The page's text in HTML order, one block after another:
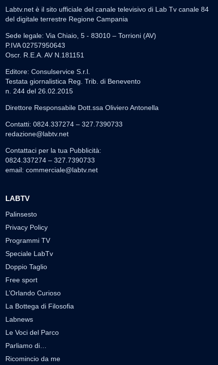
Labtv.net è il sito ufficiale del canale televisivo di Lab Tv canale 84
del digitale terrestre Regione Campania
Sede legale: Via Chiaio, 5 - 83010 – Torrioni (AV)
P.IVA 02757950643
Oscr. R.E.A. AV N.181151
Editore: Consulservice S.r.l.
Testata giornalistica Reg. Trib. di Benevento
n. 244 del 26.02.2015
Direttore Responsabile Dott.ssa Oliviero Antonella
Contatti: 0824.337274 – 327.7390733
redazione@labtv.net
Contattaci per la tua Pubblicità:
0824.337274 – 327.7390733
email: commerciale@labtv.net
LABTV
Palinsesto
Privacy Policy
Programmi TV
Speciale LabTv
Doppio Taglio
Free sport
L’Orlando Curioso
La Bottega di Filosofia
Labnews
Le Voci del Parco
Parliamo di…
Ricomincio da me